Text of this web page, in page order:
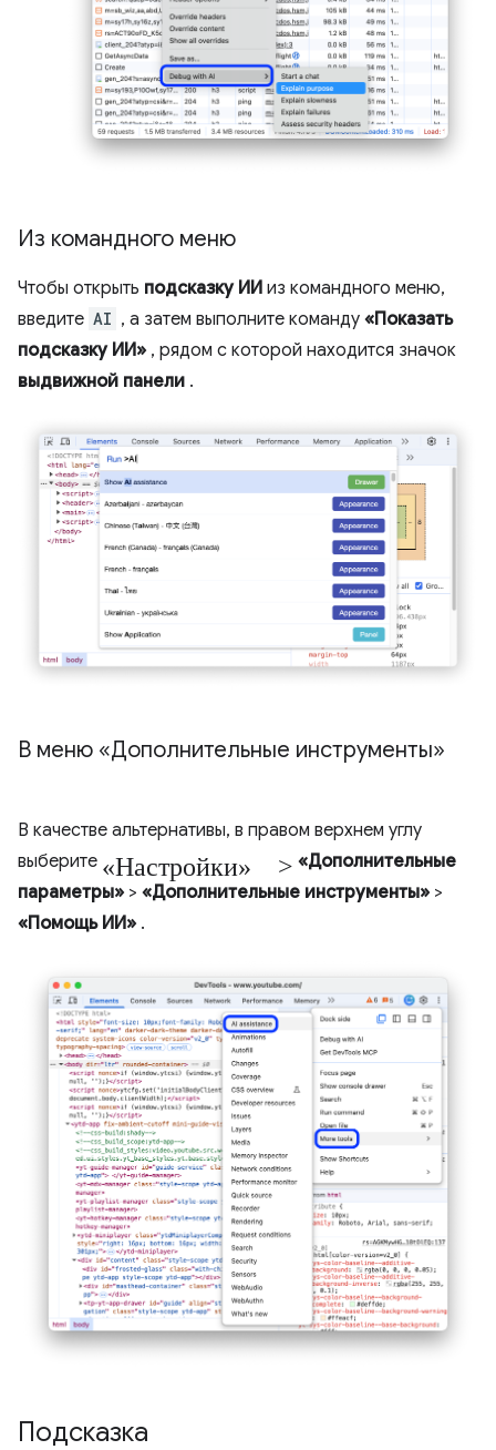
Из командного меню
Чтобы открыть подсказку ИИ из командного меню,
введите AI , а затем выполните команду «Показать
подсказку ИИ» , рядом с которой находится значок
выдвижной панели .
В меню «Дополнительные инструменты»
В качестве альтернативы, в правом верхнем углу
выберите «Настройки» > «Дополнительные
параметры» > «Дополнительные инструменты» >
«Помощь ИИ» .
Подсказка